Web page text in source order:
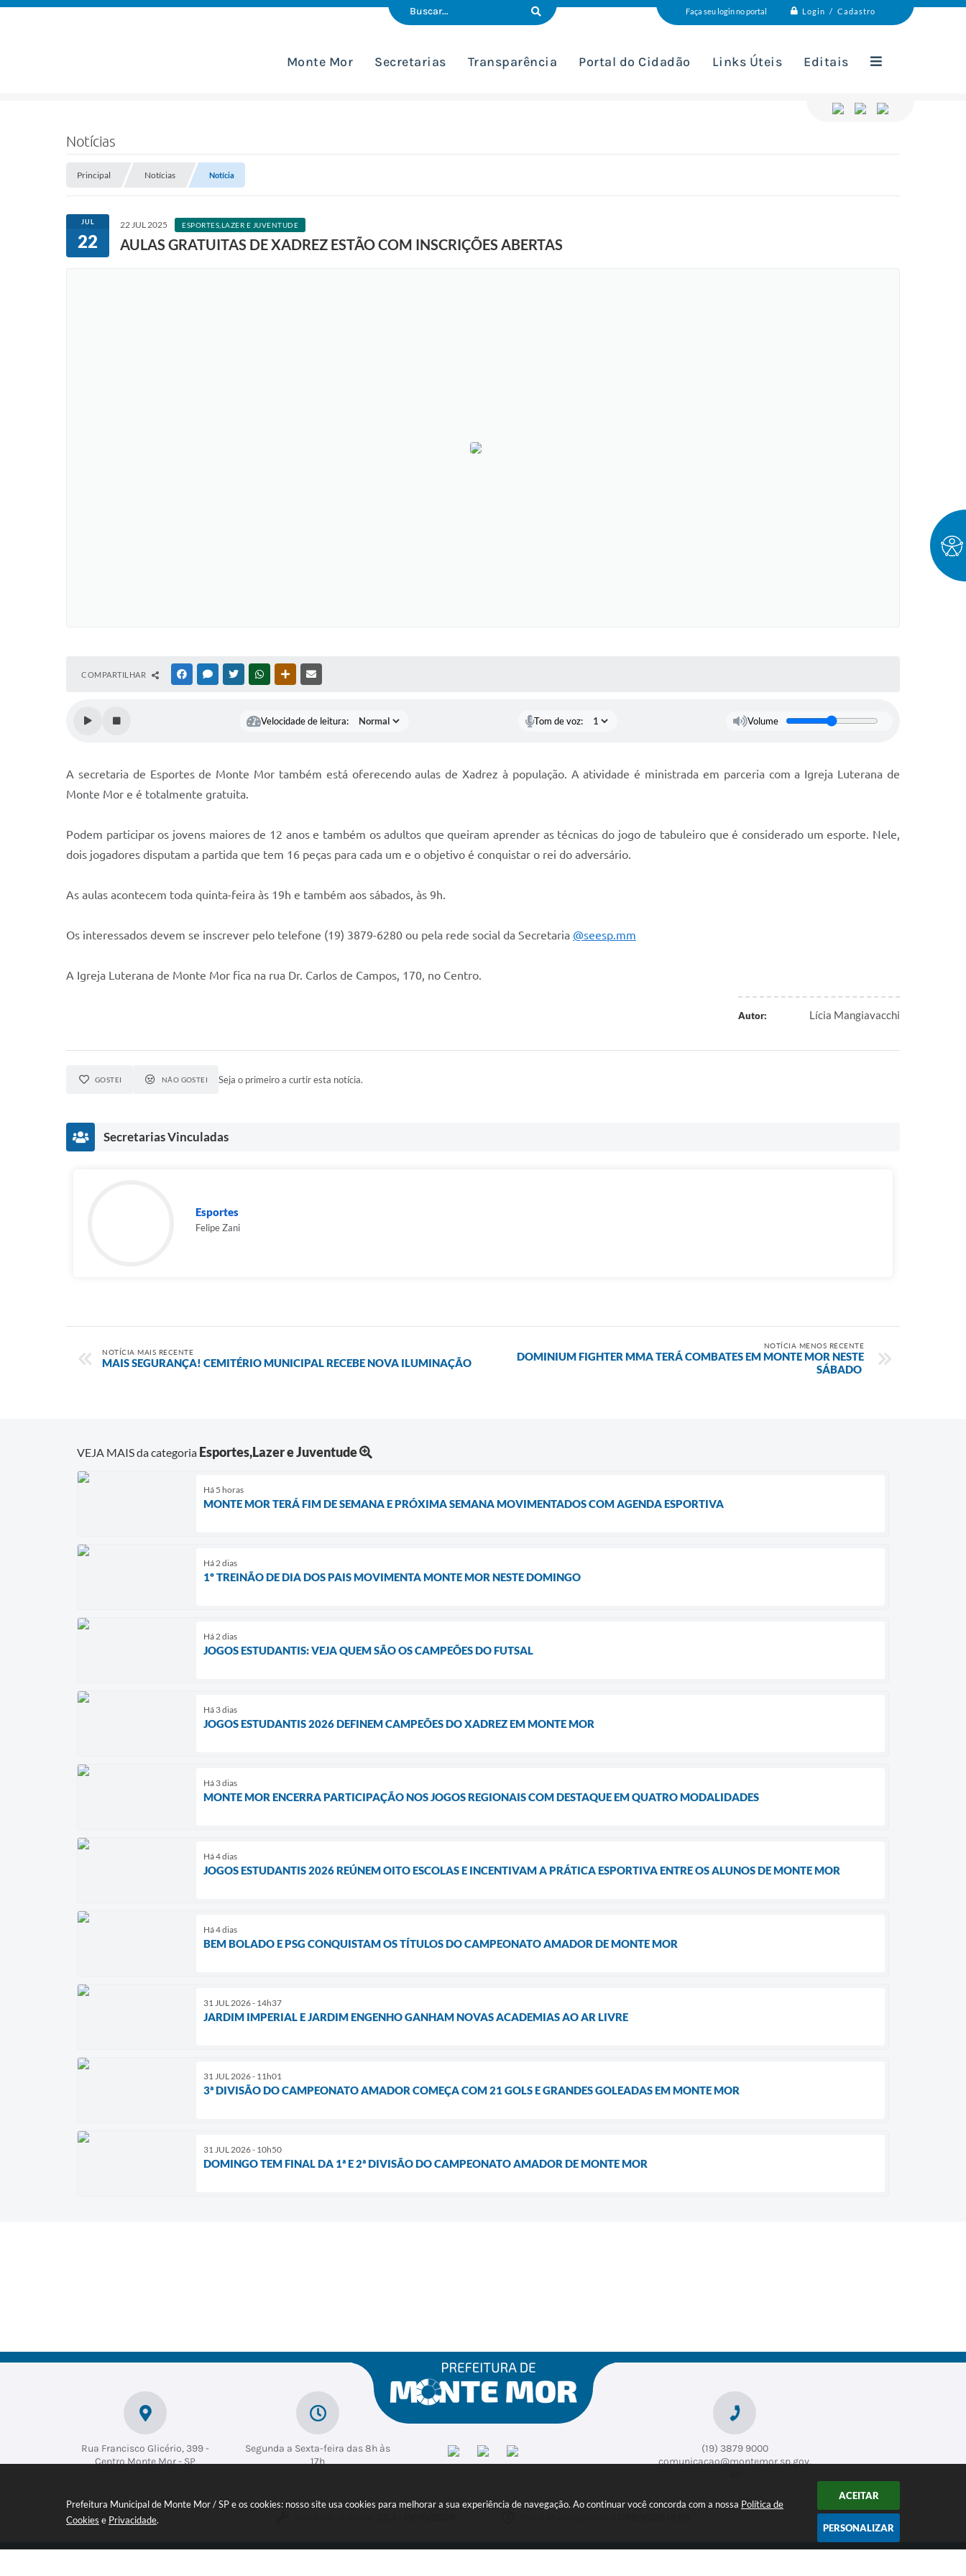
Prefeitura Municipal de Monte Mor / SP e os cookies: nosso site usa cookies para melhorar a sua experiência de navegação. Ao continuar você concorda com a nossa Política de
Cookies e Privacidade.
ACEITAR
PERSONALIZAR
Faça seu login no portal Login / Cadastro
Monte Mor Secretarias Transparência Portal do Cidadão Links Úteis Editais
Notícias
Principal Notícias Notícia
JUL
22
22 JUL 2025 ESPORTES,LAZER E JUVENTUDE
AULAS GRATUITAS DE XADREZ ESTÃO COM INSCRIÇÕES ABERTAS
COMPARTILHAR FACEBOOKMESSENGER
TWITTERWHATSAPPOUTRAS MÍDIAS
Velocidade de leitura: Tom de voz: Volume
A secretaria de Esportes de Monte Mor também está oferecendo aulas de Xadrez à população. A atividade é ministrada em parceria com a Igreja Luterana de
Monte Mor e é totalmente gratuita.
Podem participar os jovens maiores de 12 anos e também os adultos que queiram aprender as técnicas do jogo de tabuleiro que é considerado um esporte. Nele,
dois jogadores disputam a partida que tem 16 peças para cada um e o objetivo é conquistar o rei do adversário.
As aulas acontecem toda quinta-feira às 19h e também aos sábados, às 9h.
Os interessados devem se inscrever pelo telefone (19) 3879-6280 ou pela rede social da Secretaria @seesp.mm
A Igreja Luterana de Monte Mor fica na rua Dr. Carlos de Campos, 170, no Centro.
Autor: Lícia Mangiavacchi
GOSTEI NÃO GOSTEI Seja o primeiro a curtir esta notícia.
Secretarias Vinculadas
Esportes
Felipe Zani
NOTÍCIA MAIS RECENTE
MAIS SEGURANÇA! CEMITÉRIO MUNICIPAL RECEBE NOVA ILUMINAÇÃO
NOTÍCIA MENOS RECENTE
DOMINIUM FIGHTER MMA TERÁ COMBATES EM MONTE MOR NESTE
SÁBADO
VEJA MAIS da categoria Esportes,Lazer e Juventude
Há 5 horas
MONTE MOR TERÁ FIM DE SEMANA E PRÓXIMA SEMANA MOVIMENTADOS COM AGENDA ESPORTIVA
Há 2 dias
1º TREINÃO DE DIA DOS PAIS MOVIMENTA MONTE MOR NESTE DOMINGO
Há 2 dias
JOGOS ESTUDANTIS: VEJA QUEM SÃO OS CAMPEÕES DO FUTSAL
Há 3 dias
JOGOS ESTUDANTIS 2026 DEFINEM CAMPEÕES DO XADREZ EM MONTE MOR
Há 3 dias
MONTE MOR ENCERRA PARTICIPAÇÃO NOS JOGOS REGIONAIS COM DESTAQUE EM QUATRO MODALIDADES ​
Há 4 dias
JOGOS ESTUDANTIS 2026 REÚNEM OITO ESCOLAS E INCENTIVAM A PRÁTICA ESPORTIVA ENTRE OS ALUNOS DE MONTE MOR
Há 4 dias
BEM BOLADO E PSG CONQUISTAM OS TÍTULOS DO CAMPEONATO AMADOR DE MONTE MOR
31 JUL 2026 - 14h37
JARDIM IMPERIAL E JARDIM ENGENHO GANHAM NOVAS ACADEMIAS AO AR LIVRE
31 JUL 2026 - 11h01
3ª DIVISÃO DO CAMPEONATO AMADOR COMEÇA COM 21 GOLS E GRANDES GOLEADAS EM MONTE MOR
31 JUL 2026 - 10h50
DOMINGO TEM FINAL DA 1ª E 2ª DIVISÃO DO CAMPEONATO AMADOR DE MONTE MOR
Rua Francisco Glicério, 399 -
Centro Monte Mor - SP
Segunda a Sexta-feira das 8h às
17h
(19) 3879 9000
comunicacao@montemor.sp.gov.